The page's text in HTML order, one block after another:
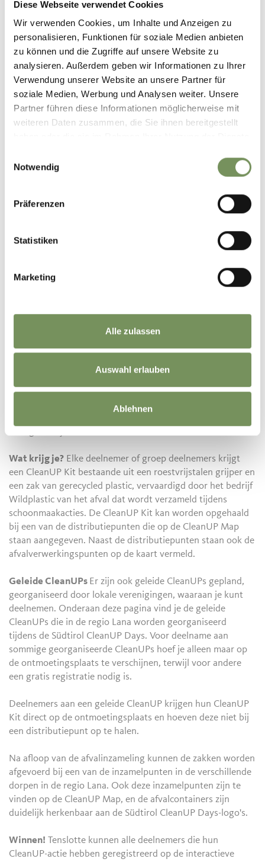
Diese Webseite verwendet Cookies
Wir verwenden Cookies, um Inhalte und Anzeigen zu
personalisieren, Funktionen für soziale Medien anbieten
zu können und die Zugriffe auf unsere Website zu
analysieren. Außerdem geben wir Informationen zu Ihrer
Verwendung unserer Website an unsere Partner für
soziale Medien, Werbung und Analysen weiter. Unsere
Partner führen diese Informationen möglicherweise mit
weiteren Daten zusammen, die Sie ihnen bereitgestellt
Notwendig
Präferenzen
Statistiken
Marketing
Alle zulassen
Auswahl erlauben
Ablehnen
MET RESPECT VOOR DE NATUUR, IN DE BERGEN EN IN HET DAL
CLEANUP DAYS
Voor de eerste keer neemt de regio Lana deel aan de
Het zijn vier dagen waarin we
voor onze omgeving en ons natuurlijke erfgoed te zorgen.
Zodra je hebt besloten welke dag tussen 19 en 22
de CleanUP Map. Hier kun je de acties van alle deelnemers
zien en waar ze zijn gepland, evenals suggesties voor
Wat krijg je? Elke deelnemer of groep deelnemers krijgt
een CleanUP Kit bestaande uit een roestvrijstalen grijper en
een zak van gerecycled plastic, vervaardigd door het bedrijf
Wildplastic van het afval dat wordt verzameld tijdens
schoonmaakacties. De CleanUP Kit kan worden opgehaald
bij een van de distributiepunten die op de CleanUP Map
staan aangegeven. Naast de distributiepunten staan ook de
afvalverwerkingspunten op de kaart vermeld.
Geleide CleanUPs Er zijn ook geleide CleanUPs gepland,
georganiseerd door lokale verenigingen, waaraan je kunt
deelnemen. Onderaan deze pagina vind je de geleide
CleanUPs die in de regio Lana worden georganiseerd
tijdens de Südtirol CleanUP Days. Voor deelname aan
sommige georganiseerde CleanUPs hoef je alleen maar op
de ontmoetingsplaats te verschijnen, terwijl voor andere
een gratis registratie nodig is.
Deelnemers aan een geleide CleanUP krijgen hun CleanUP
Kit direct op de ontmoetingsplaats en hoeven deze niet bij
een distributiepunt op te halen.
Na afloop van de afvalinzameling kunnen de zakken worden
afgevoerd bij een van de inzamelpunten in de verschillende
dorpen in de regio Lana. Ook deze inzamelpunten zijn te
vinden op de CleanUP Map, en de afvalcontainers zijn
duidelijk herkenbaar aan de Südtirol CleanUP Days-logo's.
Winnen! Tenslotte kunnen alle deelnemers die hun
CleanUP-actie hebben geregistreerd op de interactieve